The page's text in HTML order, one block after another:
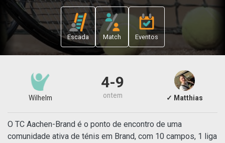
Escada Match Eventos
Wilhelm
4-9
ontem ✓ Matthias
O TC Aachen-Brand é o ponto de encontro de uma
comunidade ativa de ténis em Brand, com 10 campos, 1 liga